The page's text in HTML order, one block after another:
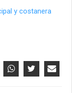
y costanera